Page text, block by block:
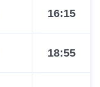
16:15
18:55